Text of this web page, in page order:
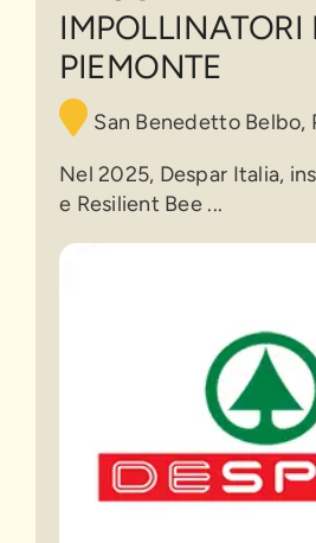
IMPOLLINATORI
PIEMONTE
San Benedetto Belbo,
Nel 2025, Despar Italia,
e Resilient Bee ...
Piemonte